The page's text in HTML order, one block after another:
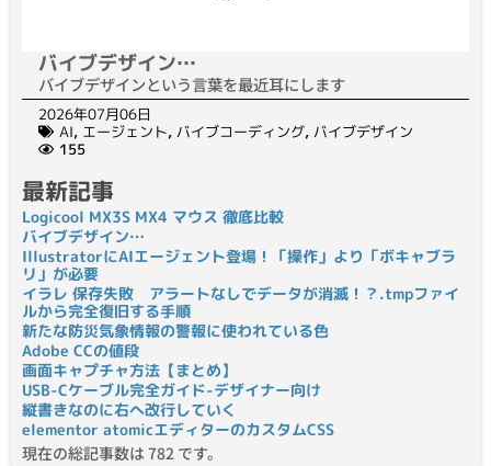
バイブデザイン…
バイブデザインという言葉を最近耳にします
2026年07月06日
AI, エージェント, バイブコーディング, バイブデザイン
155
最新記事
Logicool MX3S MX4 マウス 徹底比較
バイブデザイン…
IllustratorにAIエージェント登場！「操作」より「ボキャブラ
リ」が必要
イラレ 保存失敗 アラートなしでデータが消滅！？.tmpファイ
ルから完全復旧する手順
新たな防災気象情報の警報に使われている色
Adobe CCの値段
画面キャプチャ方法【まとめ】
USB-Cケーブル完全ガイド-デザイナー向け
縦書きなのに右へ改行していく
elementor atomicエディターのカスタムCSS
現在の総記事数は 782 です。